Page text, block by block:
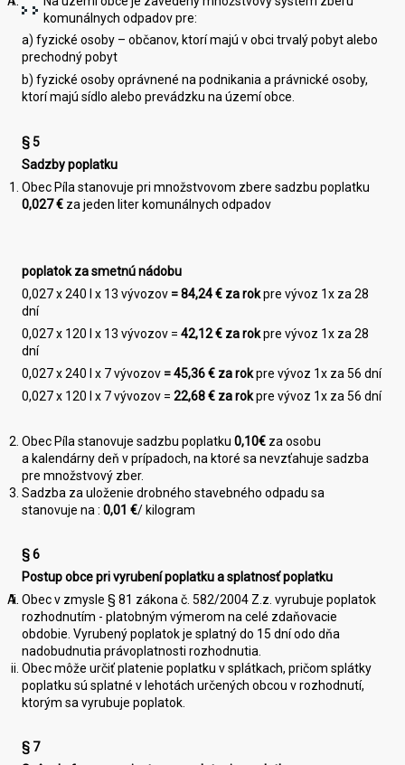
komunálnych odpadov pre:
a) fyzické osoby – občanov, ktorí majú v obci trvalý pobyt alebo
prechodný pobyt
b) fyzické osoby oprávnené na podnikania a právnické osoby,
ktorí majú sídlo alebo prevádzku na území obce.
§ 5
Sadzby poplatku
Obec Píla stanovuje pri množstvovom zbere sadzbu poplatku
0,027€ za jeden liter komunálnych odpadov
poplatok za smetnú nádobu
0,027 x 240 l x 13 vývozov =84,24€ za rokpre vývoz 1x za 28
dní
0,027 x 120 l x 13 vývozov =42,12€ za rokpre vývoz 1x za 28
dní
0,027 x 240 l x 7 vývozov =45,36€ za rokpre vývoz 1x za 56 dní
0,027 x 120 l x 7 vývozov =22,68€ za rokpre vývoz 1x za 56 dní
Obec Píla stanovuje sadzbu poplatku0,10€ za osobu
a kalendárny deň v prípadoch, na ktoré sa nevzťahuje sadzba
pre množstvový zber.
Sadzba za uloženie drobného stavebného odpadu sa
stanovuje na :0,01 €/ kilogram
§ 6
Postup obce pri vyrubení poplatku a splatnosť poplatku
Obec v zmysle § 81 zákona č. 582/2004 Z.z. vyrubuje poplatok
rozhodnutím - platobným výmerom na celé zdaňovacie
obdobie. Vyrubený poplatok je splatný do 15 dní odo dňa
nadobudnutia právoplatnosti rozhodnutia.
Obec môže určiť platenie poplatku v splátkach, pričom splátky
poplatku sú splatné v lehotách určených obcou v rozhodnutí,
ktorým sa vyrubuje poplatok.
§ 7